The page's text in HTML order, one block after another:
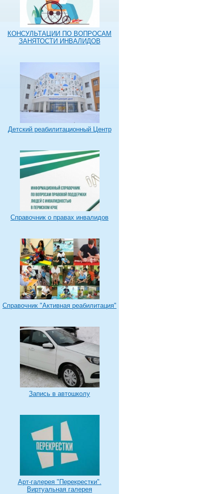
КОНСУЛЬТАЦИИ ПО ВОПРОСАМ
ЗАНЯТОСТИ ИНВАЛИДОВ
Детский реабилитационный Центр
Справочник о правах инвалидов
Справочник "Активная реабилитация"
Запись в автошколу
Арт-галерея "Перекрестки".
Виртуальная галерея